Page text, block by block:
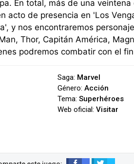
En total, más de una
acto de presencia en 'Los
y nos encontraremos
Thor, Capitán América,
podremos combatir con el
Saga: Marvel
Género:Acción
Tema:Superhéroes
Web oficial:Visitar